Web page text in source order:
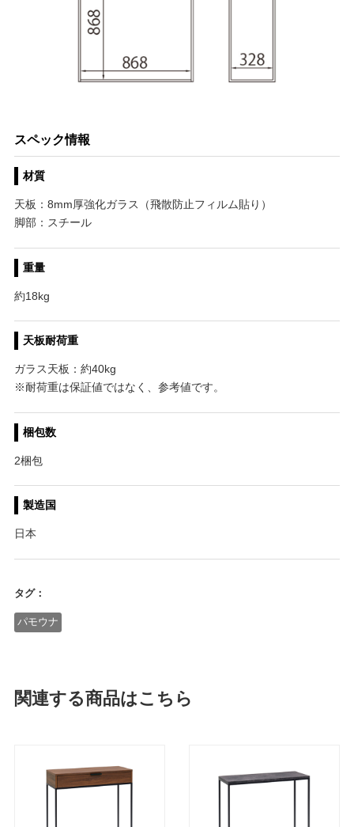
スペック情報
材質
天板：8mm厚強化ガラス（飛散防止フィルム貼り）
脚部：スチール
重量
約18kg
天板耐荷重
ガラス天板：約40kg
※耐荷重は保証値ではなく、参考値です。
梱包数
2梱包
製造国
日本
タグ：
パモウナ
関連する商品はこちら